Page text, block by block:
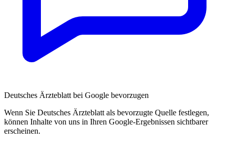
Deutsches Ärzteblatt bei Google bevorzugen
Wenn Sie Deutsches Ärzteblatt als bevorzugte Quelle festlegen,
können Inhalte von uns in Ihren Google-Ergebnissen sichtbarer
erscheinen.